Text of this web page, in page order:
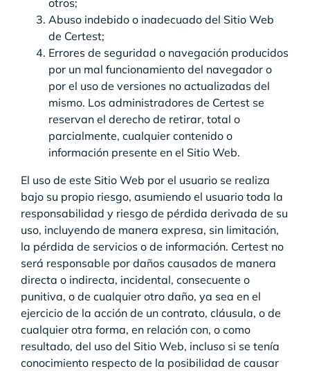
otros;
Abuso indebido o inadecuado del Sitio Web
de Certest;
Errores de seguridad o navegación producidos
por un mal funcionamiento del navegador o
por el uso de versiones no actualizadas del
mismo. Los administradores de Certest se
reservan el derecho de retirar, total o
parcialmente, cualquier contenido o
información presente en el Sitio Web.
El uso de este Sitio Web por el usuario se realiza
bajo su propio riesgo, asumiendo el usuario toda la
responsabilidad y riesgo de pérdida derivada de su
uso, incluyendo de manera expresa, sin limitación,
la pérdida de servicios o de información. Certest no
será responsable por daños causados de manera
directa o indirecta, incidental, consecuente o
punitiva, o de cualquier otro daño, ya sea en el
ejercicio de la acción de un contrato, cláusula, o de
cualquier otra forma, en relación con, o como
resultado, del uso del Sitio Web, incluso si se tenía
conocimiento respecto de la posibilidad de causar